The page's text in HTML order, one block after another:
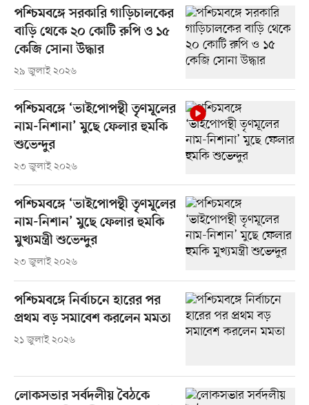
পশ্চিমবঙ্গে সরকারি গাড়িচালকের
বাড়ি থেকে ২০ কোটি রুপি ও ১৫
কেজি সোনা উদ্ধার
২৯ জুলাই ২০২৬
পশ্চিমবঙ্গে ‘ভাইপোপন্থী তৃণমূলের
নাম-নিশানা’ মুছে ফেলার হুমকি
শুভেন্দুর
২৩ জুলাই ২০২৬
পশ্চিমবঙ্গে ‘ভাইপোপন্থী তৃণমূলের
নাম-নিশান’ মুছে ফেলার হুমকি
মুখ্যমন্ত্রী শুভেন্দুর
২৩ জুলাই ২০২৬
পশ্চিমবঙ্গে নির্বাচনে হারের পর
প্রথম বড় সমাবেশ করলেন মমতা
২১ জুলাই ২০২৬
লোকসভার সর্বদলীয় বৈঠকে